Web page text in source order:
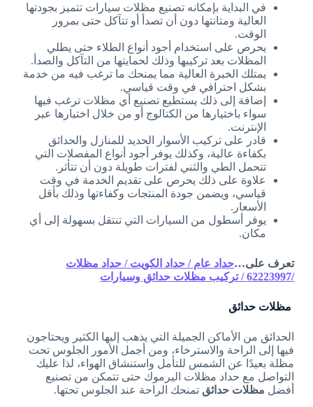
في البداية بإمكانه تصنيع مظلات سيارات تتميز بجودتها
العالية ومتانتها دون أن تصدأ أو تتآكل حتى بمرور
الوقت.
يحرص على استخدام أجود أنواع الطلاء حتى يطلي
المظلات بعد تركيبها وذلك لحمايتها من التآكل والصدأ.
يمتلك الخبرة العالية مما يمنحك ما ترغب فيه من خدمة
بشكل احترافي في وقت قياسي.
إضافة إلى ذلك يستطيع تصنيع أي مظلات ترغب فيها
سواء باختيارها من الكتالوج أو من خلال اختيارها عبر
الإنترنت.
قادر على تركيب الأسوار الحديد للمنازل والحدائق
بكفاءة عالية، وكذلك يوفر أجود أنواع المفصلات التي
تتحمل الطي والثني لفترات طويلة دون أن تتأثر.
علاوة على ذلك يحرص على تقديم الخدمة في وقت
قياسي، ويضمن جودة المنتجات وكفاءتها وذلك بأقل
الأسعار.
يوفر أسطول من السيارات التي تنتقل بسهولة إلى أي
مكان.
تعرف على…حداد عام / حداد الكويت / حداد مظلات
/62223997 / تركيب مظلات حدائق وسيارات
مظلات حدائق
الحدائق من الأماكن الجميلة التي يذهب إليها الكثير ويحتاجون
فيها إلى الراحة والاسترخاء، ومن أجمل الأمور الجلوس تحت
مظلة بعيدًا عن الشمس للتأمل واستنشاق الهواء، لذا عليك
التواصل مع حداد مظلات اليرموك حتى تتمكن من تصنيع
أفضل مظلات حدائق تمنحك الراحة عند الجلوس تحتها.